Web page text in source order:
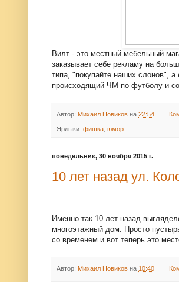
Вилт - это местный мебельный
заказывает себе рекламу на
типа, "покупайте наших слонов",
происходящий ЧМ по футболу и
Автор: Михаил Новиков на 22:54
Ярлыки: фишка юмор
понедельник, 30 ноября 2015 г.
10 лет назад ул.
Именно так 10 лет назад
многоэтажный дом. Просто
со временем и вот теперь это
Автор: Михаил Новиков на 10:40